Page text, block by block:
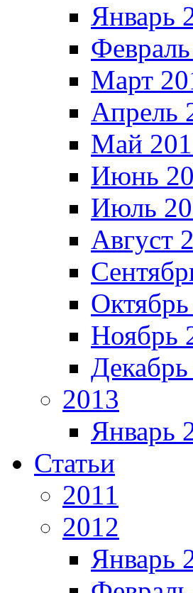
Январь
Март
Апрель
Май
Июнь
Июль
Август
Ноябрь
2013
Январь
Статьи
2011
2012
Январь